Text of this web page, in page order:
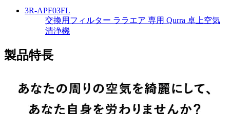
3R-APF03FL
交換用フィルター ララエア 専用 Qurra 卓上空気
清浄機
製品特長